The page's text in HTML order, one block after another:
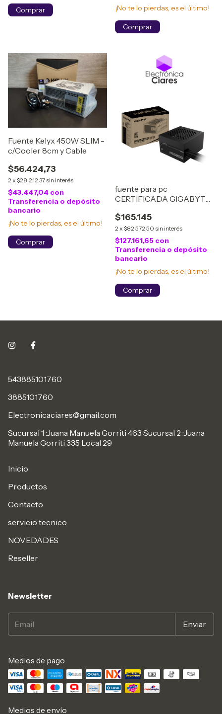
¡No te lo pierdas, es el último!
Fuente Kelyx 450W SLIM -
c/Cooler 8cm y Cable
$56.424,73
2 x $28.212,37 sin interés
$43.447,04 con
Transferencia o depósito
bancario
¡No te lo pierdas, es el último!
fuente para pc
CERTIFICADA GIGABYTE
PLUS SILVER +12V 54.1A
1X24PINES 2X8PINES(4+4)
2X8PINESPCIE(6+2)
5XSATA 3XMOLEX
$165.145
2 x $82.572,50 sin interés
$127.161,65 con
Transferencia o depósito
bancario
¡No te lo pierdas, es el último!
543885101760
3885101760
Electronicaciares@gmail.com
Sucursal 1 :Juana Manuela Gorriti 463 Sucursal 2 :Juana
Manuela Gorriti 335 Local 29
Inicio
Productos
Contacto
servicio tecnico
NOVEDADES
Reseller
Newsletter
Medios de pago
Medios de envío